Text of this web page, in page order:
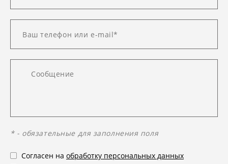
* - обязательные для заполнения поля
Согласен на обработку персональных данных